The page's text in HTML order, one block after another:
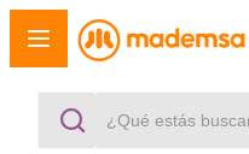
¿Qué estás buscando?